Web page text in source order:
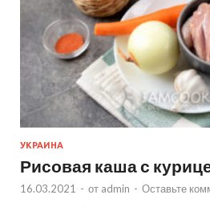
УКРАИНА
Рисовая каша с
16.03.2021 - от admin - Оставьте